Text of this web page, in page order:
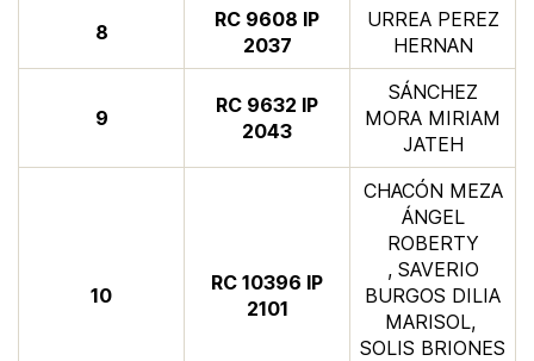
​8
​RC 9608 IP
2037
URREA PEREZ
HERNAN
​9
​RC 9632 IP
2043
SÁNCHEZ
MORA MIRIAM
JATEH
​​​10​
​​RC 10396 IP
2101
CHACÓN MEZA
ÁNGEL
ROBERTY​
, SAVERIO
BURGOS DILIA
MARISOL, ​
SOLIS BRIONES